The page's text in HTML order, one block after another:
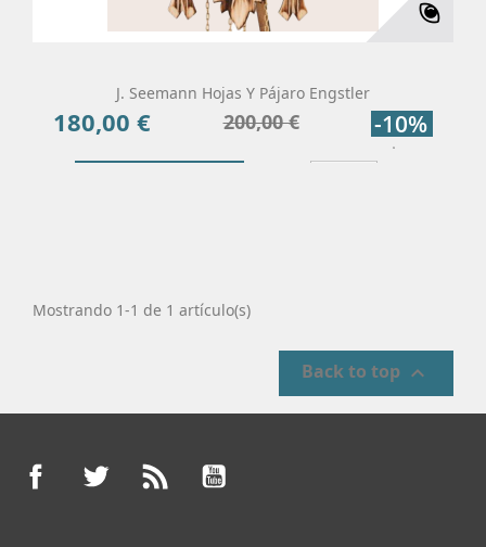
J. Seemann Hojas Y Pájaro Engstler
Precio
180,00 €
Precio
200,00 € -10%
Mostrando 1-1 de 1 artículo(s)
Back to top 
FacebookTwitter